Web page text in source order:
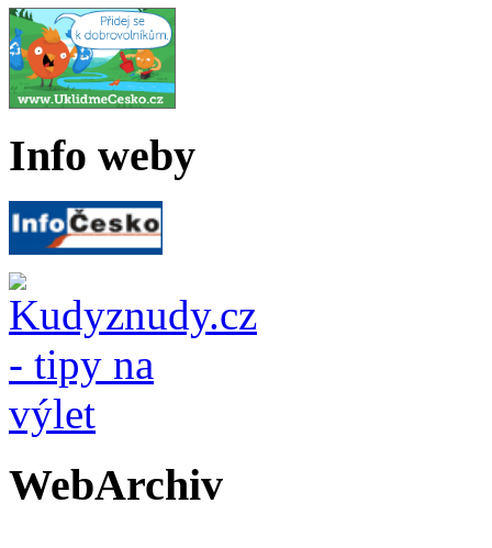
Info weby
WebArchiv